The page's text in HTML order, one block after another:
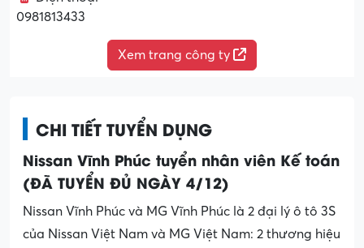
0981813433
Xem trang công ty
CHI TIẾT TUYỂN DỤNG
Nissan Vĩnh Phúc tuyển nhân viên Kế toán
(ĐÃ TUYỂN ĐỦ NGÀY 4/12)
Nissan Vĩnh Phúc và MG Vĩnh Phúc là 2 đại lý ô tô 3S
của Nissan Việt Nam và MG Việt Nam: 2 thương hiệu